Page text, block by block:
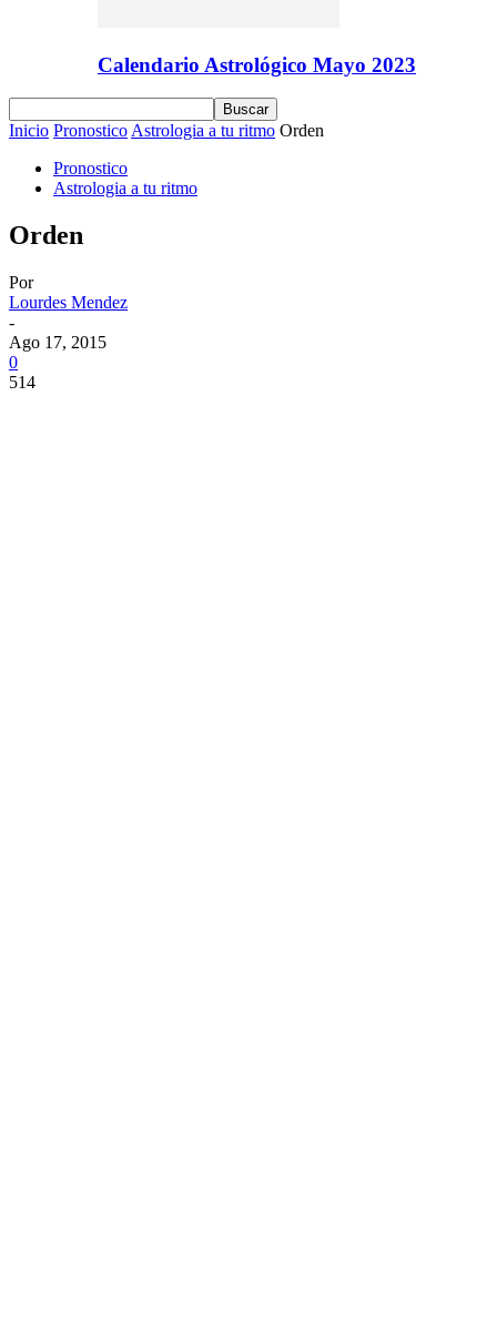
Calendario Astrológico Mayo 2023
Inicio Pronostico Astrologia a tu ritmo Orden
Pronostico
Astrologia a tu ritmo
Orden
Por
Lourdes Mendez
-
Ago 17, 2015
0
514